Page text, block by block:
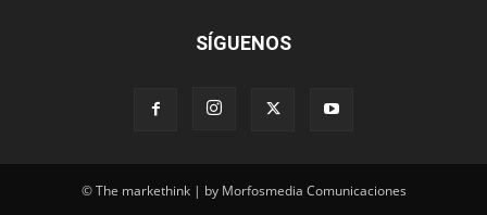
SÍGUENOS
© The markethink | by Morfosmedia Comunicaciones